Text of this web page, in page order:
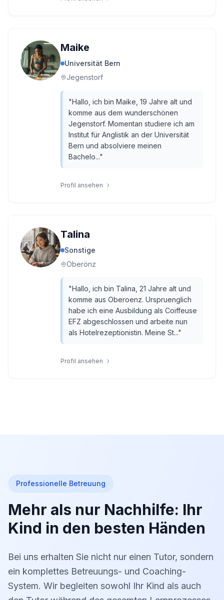
Maike
Universität Bern
Jegenstorf
"Hallo, ich bin Maike, 19 Jahre alt und
komme aus dem wunderschönen
Jegenstorf. Momentan studiere ich am
Institut für Anglistik an der Universität
Bern und absolviere meinen
Bachelo..."
Profil ansehen
Talina
Sonstige
Oberönz
"Hallo, ich bin Talina, 21 Jahre alt und
komme aus Oberoenz. Urspruenglich
habe ich eine Ausbildung als Coiffeuse
EFZ abgeschlossen und arbeite nun
als Hotelrezeptionistin. Meine St..."
Profil ansehen
Professionelle Betreuung
Mehr als nur Nachhilfe: Ihr
Kind in den besten Händen
Bei uns erhalten Sie nicht nur einen Tutor, sondern
ein komplettes Betreuungs- und Coaching-
System. Wir begleiten sowohl Ihr Kind als auch